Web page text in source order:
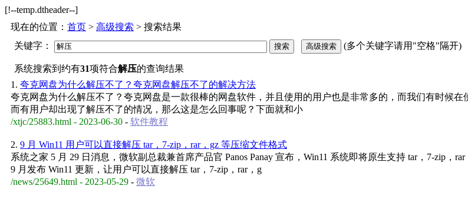
[!--temp.dtheader--]
现在的位置： 首页 > 高级搜索 > 搜索结果
关键字：
(多个关键字请用"空格"隔开)
系统搜索到约有31项符合解压的查询结果
1. 夸克网盘为什么解压不了？夸克网盘解压不了的解决方法
夸克网盘为什么解压不了？夸克网盘是一款很棒的网盘软件，并且使用的用户也是非常多的，而我们有时候在
而有用户却出现了解压不了的情况，那么这是怎么回事呢？下面就和小
/xtjc/25883.html - 2023-06-30 - 软件教程
2. 9 月 Win11 用户可以直接解压 tar，7-zip，rar，gz 等压缩文件格式
系统之家 5 月 29 日消息，微软副总裁兼首席产品官 Panos Panay 宣布，Win11 系统即将原生支持 tar，7-zip，
9 月发布 Win11 更新，让用户可以直接解压 tar，7-zip，rar，g
/news/25649.html - 2023-05-29 - 微软